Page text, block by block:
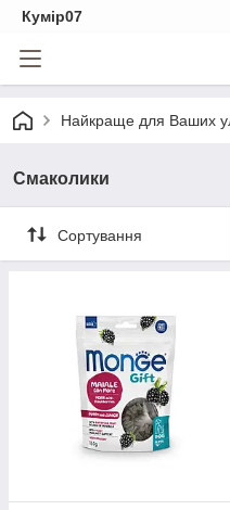
Кумір07
Найкраще для Ваших
Смаколики
Сортування